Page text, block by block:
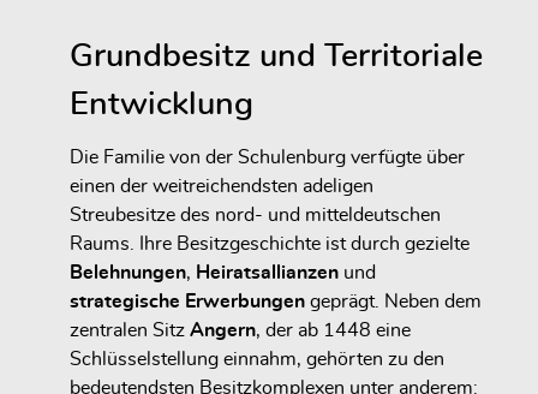
Grundbesitz und Territoriale
Entwicklung
Die Familie von der Schulenburg verfügte über
einen der weitreichendsten adeligen
Streubesitze des nord- und mitteldeutschen
Raums. Ihre Besitzgeschichte ist durch gezielte
Belehnungen, Heiratsallianzen und
strategische Erwerbungen geprägt. Neben dem
zentralen Sitz Angern, der ab 1448 eine
Schlüsselstellung einnahm, gehörten zu den
bedeutendsten Besitzkomplexen unter anderem: